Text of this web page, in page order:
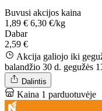
Buvusi akcijos kaina
1,89 € 6,30 €/kg
Dabar
2,59 €
Akcija galiojo iki
balandžio 30 d. gegužės
Dalintis
Kaina 1 parduotuvėje